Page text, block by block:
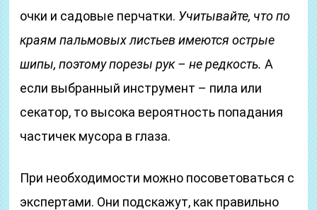
очки и садовые перчатки. Учитывайте, что по
краям пальмовых листьев имеются острые
шипы, поэтому порезы рук – не редкость. А
если выбранный инструмент – пила или
секатор, то высока вероятность попадания
частичек мусора в глаза.
При необходимости можно посоветоваться с
экспертами. Они подскажут, как правильно